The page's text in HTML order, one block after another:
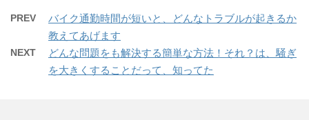
PREV
バイク通勤時間が短いと、どんなトラブルが起きるか
教えてあげます
NEXT
どんな問題をも解決する簡単な方法！それ？は、騒ぎ
を大きくすることだって、知ってた